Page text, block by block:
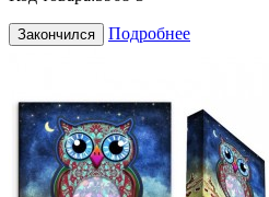
Закончился Подробнее